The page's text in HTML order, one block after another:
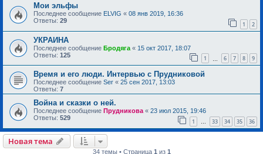
Мои эльфы
Последнее сообщение ELVIG « 08 янв 2019, 16:36
Ответы: 29 1 2
УКРАИНА
Последнее сообщение Бродяга « 15 окт 2017, 18:07
Ответы: 125 1 6 7 8 9
Время и его люди. Интервью с Прудниковой
Последнее сообщение Ser « 25 сен 2017, 13:03
Ответы: 7
Война и сказки о ней.
Последнее сообщение Прудникова « 23 июл 2015, 19:46
Ответы: 529 1 … 33 34 35 36
Новая тема
34 темы • Страница 1 из 1